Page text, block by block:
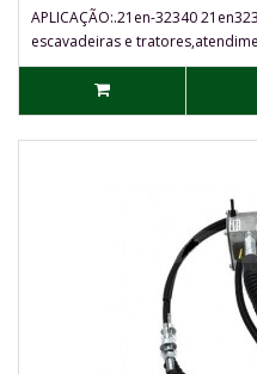
APLICAÇÃO:.21en-32340
escavadeiras e